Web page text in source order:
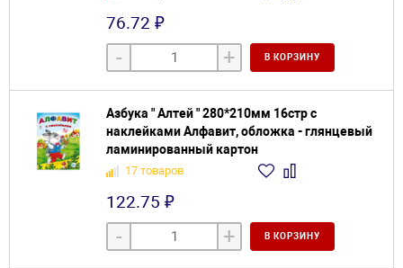
76.72 ₽
- + В КОРЗИНУ
Азбука " Алтей " 280*210мм 16стр с
наклейками Алфавит, обложка - глянцевый
ламинированный картон
17 товаров
122.75 ₽
- + В КОРЗИНУ